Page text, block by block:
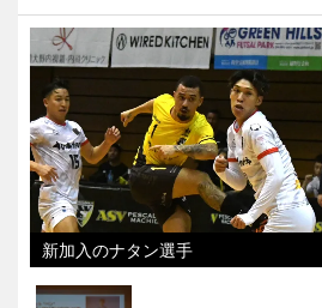
新加入のナタン選手